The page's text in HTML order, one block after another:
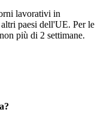
lavorativi in
paesi dell'UE. Per le
più di 2 settimane.